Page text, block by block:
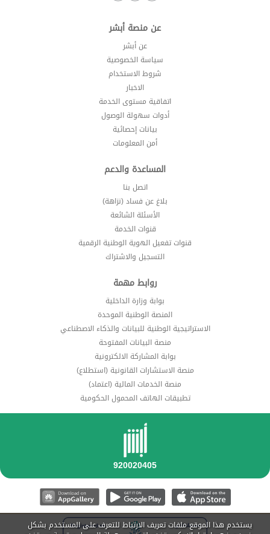
عن منصة أبشر
عن أبشر
سياسة الخصوصية
شروط الاستخدام
الاخبار
اتفاقية مستوى الخدمة
أدوات سهولة الوصول
بيانات إحصائية
أمن المعلومات
المساعدة والدعم
اتصل بنا
بلاغ عن فساد (نزاهة)
الأسئلة الشائعة
قنوات الخدمة
قنوات تفعيل الهوية الوطنية الرقمية
التسجيل والاشتراك
روابط مهمة
بوابة وزارة الداخلية
المنصة الوطنية الموحدة
الاستراتيجية الوطنية للبيانات والذكاء الاصطناعي
منصة البيانات المفتوحة
بوابة المشاركة الالكترونية
منصة الاستشارات القانونية (استطلاع)
منصة الخدمات المالية (اعتماد)
تطبيقات الهاتف المحمول الحكومية
يستخدم هذا الموقع ملفات تعريف الارتباط للتعرف على المستخدم بشكل